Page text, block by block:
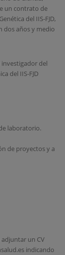
un contrato de
del IIS-FJD,
dos años y medio
investigador del
del IIS-FJD
laboratorio.
de proyectos y a
un CV
indicando